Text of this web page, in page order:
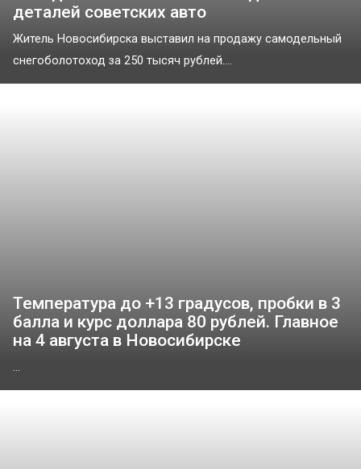
деталей советских авто
Житель Новосибирска выставил на продажу самодельный
снегоболотоход за 250 тысяч рублей....
Температура до +13 градусов, пробки в 3
балла и курс доллара 80 рублей. Главное
на 4 августа в Новосибирске
...